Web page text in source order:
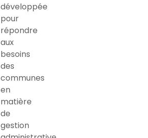
développée
pour
répondre
aux
besoins
des
communes
en
matière
de
gestion